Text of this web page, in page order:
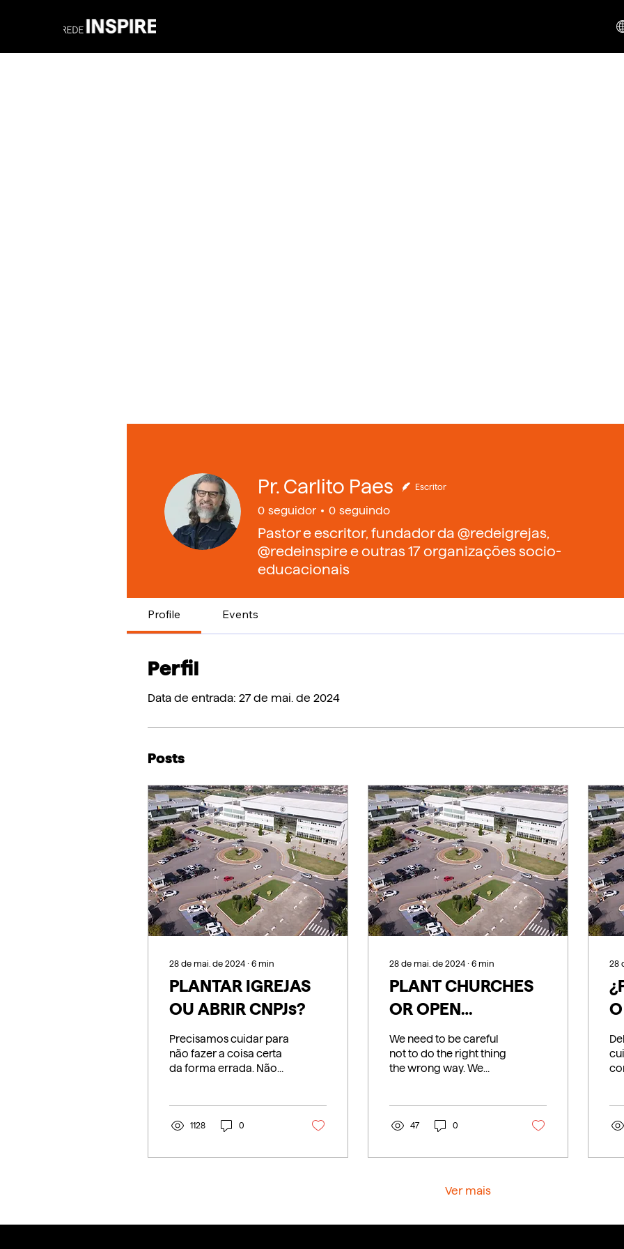
Pr. Carlito Paes Escritor
0 seguidor 0 seguindo
Pastor e escritor, fundador da @redeigrejas,
@redeinspire e outras 17 organizações socio-
educacionais
Profile Events
Perfil
Data de entrada: 27 de mai. de 2024
Posts
28 de mai. de 2024 ∙ 6 min
PLANTAR IGREJAS
OU ABRIR CNPJs?
Precisamos cuidar para
não fazer a coisa certa
da forma errada. Não
1128 0
28 de mai. de 2024 ∙ 6 min
PLANT CHURCHES
OR OPEN
COMPANIES?
We need to be careful
not to do the right thing
the wrong way. We
47 0
28
Ver mais